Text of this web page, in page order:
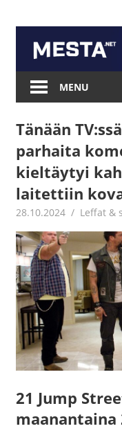
content
Mesta.net
MENU
Tänään
parhaita
kieltäytyi
laitettiin
28.10.2024 Jouni
Leffat &
21 Jump
maanantaina